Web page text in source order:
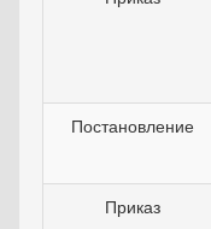
Постановление
Приказ